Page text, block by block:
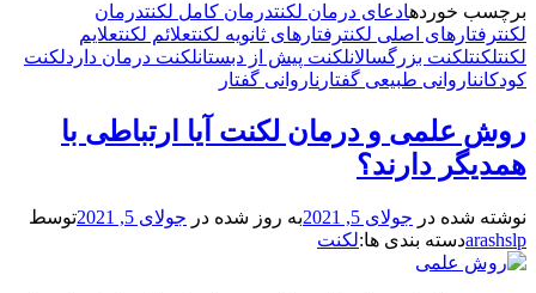
گفتار
و
لکنت
چه
دارند؟
برچسب‌ خوردهادعای درمان لکنتدرمان کامل لکنتدرمان
لکنترفتارهای اصلی لکنترفتارهای ثانویه لکنتعلائم لکنتعلایم
لکنتلکنتلکنت بزرگسالانلکنت پیش از دبستانلکنت درمان داردلکنت
کودکانناروانی طبیعی گفتار ناروانی گفتار
روش علمی و درمان لکنت آیا ارتباطی با
همدیگر دارند؟
نوشته شده در جولای 5, 2021 به روز شده در جولای 5, 2021
توسط
arashslpدسته بندی ها:لکنت